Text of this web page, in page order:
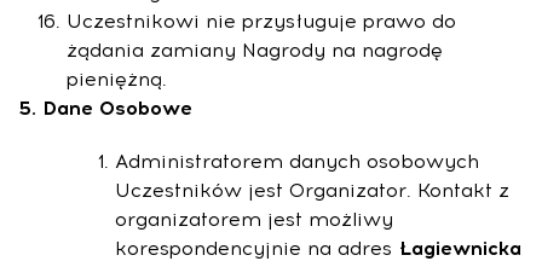
Uczestnikowi nie przysługuje prawo do
żądania zamiany Nagrody na nagrodę
pieniężną.
5. Dane Osobowe
Administratorem danych osobowych
Uczestników jest Organizator. Kontakt z
organizatorem jest możliwy
korespondencyjnie na adres Łagiewnicka